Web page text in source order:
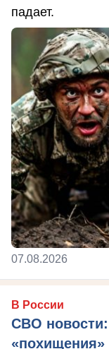
падает.
07.08.2026
В России
СВО новости:
«похищения»